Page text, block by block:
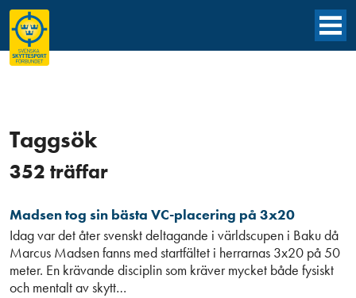
Taggsök
352 träffar
Madsen tog sin bästa VC-placering på 3x20
Idag var det åter svenskt deltagande i världscupen i Baku då
Marcus Madsen fanns med startfältet i herrarnas 3x20 på 50
meter. En krävande disciplin som kräver mycket både fysiskt
och mentalt av skytt…